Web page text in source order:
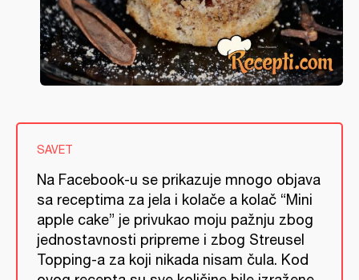
SAVET
Na Facebook-u se prikazuje mnogo objava
sa receptima za jela i kolače a kolač “Mini
apple cake” je privukao moju pažnju zbog
jednostavnosti pripreme i zbog Streusel
Topping-a za koji nikada nisam čula. Kod